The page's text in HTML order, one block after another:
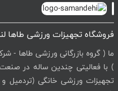
فروشگاه تجهیزات ورزشی طاها
ما ( گروه بازرگانی ورزشی طاها -
) با فعالیتی چندین ساله در
تجهیزات ورزشی خانگی (تردمیل